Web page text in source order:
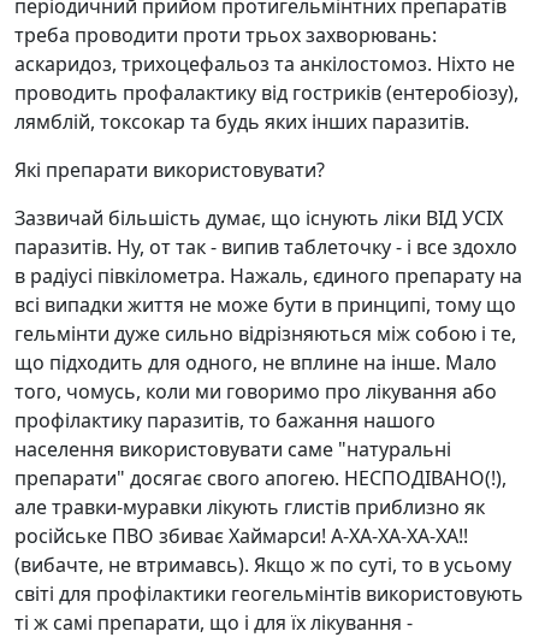
періодичний прийом протигельмінтних препаратів
треба проводити проти трьох захворювань:
аскаридоз, трихоцефальоз та анкілостомоз. Ніхто не
проводить профалактику від гостриків (ентеробіозу),
лямблій, токсокар та будь яких інших паразитів.
Які препарати використовувати?
Зазвичай більшість думає, що існують ліки ВІД УСІХ
паразитів. Ну, от так - випив таблеточку - і все здохло
в радіусі півкілометра. Нажаль, єдиного препарату на
всі випадки життя не може бути в принципі, тому що
гельмінти дуже сильно відрізняються між собою і те,
що підходить для одного, не вплине на інше. Мало
того, чомусь, коли ми говоримо про лікування або
профілактику паразитів, то бажання нашого
населення використовувати саме "натуральні
препарати" досягає свого апогею. НЕСПОДІВАНО(!),
але травки-муравки лікують глистів приблизно як
російське ПВО збиває Хаймарси! А-ХА-ХА-ХА-ХА!!
(вибачте, не втримавсь). Якщо ж по суті, то в усьому
світі для профілактики геогельмінтів використовують
ті ж самі препарати, що і для їх лікування -